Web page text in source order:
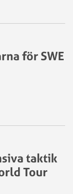
för SWE
taktik
Tour